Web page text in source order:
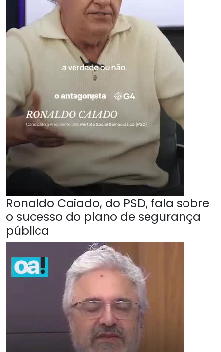
Ronaldo Caiado, do PSD, fala sobre
o sucesso do plano de segurança
pública